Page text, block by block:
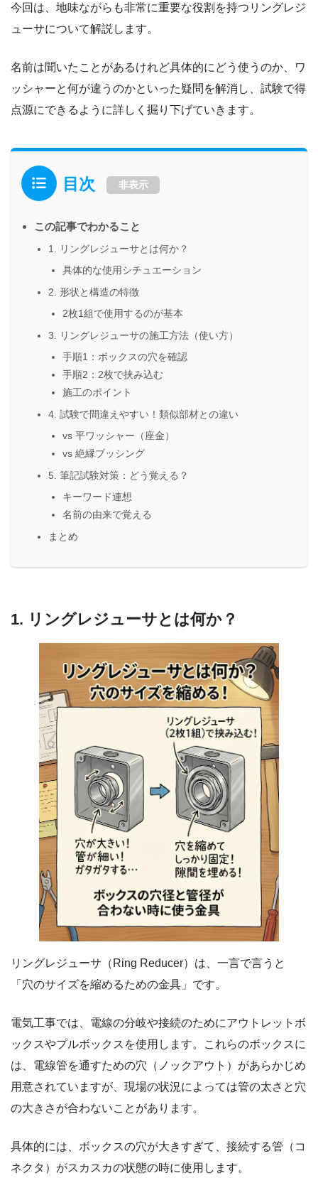
今回は、地味ながらも非常に重要な役割を持つリングレジ
ューサについて解説します。
名前は聞いたことがあるけれど具体的にどう使うのか、ワ
ッシャーと何が違うのかといった疑問を解消し、試験で得
点源にできるように詳しく掘り下げていきます。
目次 非表示
この記事でわかること
1. リングレジューサとは何か？
具体的な使用シチュエーション
2. 形状と構造の特徴
2枚1組で使用するのが基本
3. リングレジューサの施工方法（使い方）
手順1：ボックスの穴を確認
手順2：2枚で挟み込む
施工のポイント
4. 試験で間違えやすい！類似部材との違い
vs 平ワッシャー（座金）
vs 絶縁ブッシング
5. 筆記試験対策：どう覚える？
キーワード連想
名前の由来で覚える
まとめ
1. リングレジューサとは何か？
リングレジューサ（Ring Reducer）は、一言で言うと
「穴のサイズを縮めるための金具」です。
電気工事では、電線の分岐や接続のためにアウトレットボ
ックスやプルボックスを使用します。これらのボックスに
は、電線管を通すための穴（ノックアウト）があらかじめ
用意されていますが、現場の状況によっては管の太さと穴
の大きさが合わないことがあります。
具体的には、ボックスの穴が大きすぎて、接続する管（コ
ネクタ）がスカスカの状態の時に使用します。